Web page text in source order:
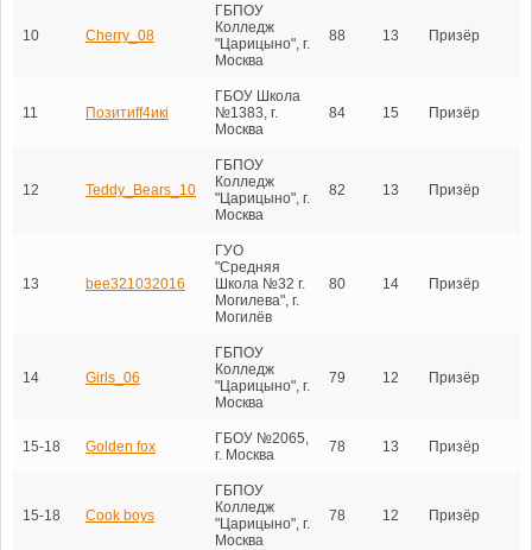
10 Cherry_08
ГБПОУ
Колледж
"Царицыно", г.
Москва
88 13 Призёр
11 Позитиff4икi
ГБОУ Школа
№1383, г.
Москва
84 15 Призёр
12 Teddy_Bears_10
ГБПОУ
Колледж
"Царицыно", г.
Москва
82 13 Призёр
13 bee321032016
ГУО
"Средняя
Школа №32 г.
Могилева", г.
Могилёв
80 14 Призёр
14 Girls_06
ГБПОУ
Колледж
"Царицыно", г.
Москва
79 12 Призёр
15-18 Golden fox
ГБОУ №2065,
г. Москва
78 13 Призёр
15-18 Cook boys
ГБПОУ
Колледж
"Царицыно", г.
Москва
78 12 Призёр